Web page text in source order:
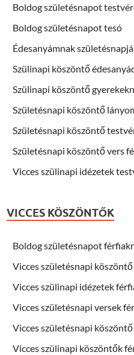
Boldog születésnapot
Boldog születésnapot tesó
Édesanyámnak
Szülinapi köszöntő
Szülinapi köszöntő
Születésnapi köszöntő
Születésnapi köszöntő
Születésnapi köszöntő vers
Vicces szülinapi idézetek
VICCES KÖSZÖNTŐK
Boldog születésnapot
Vicces születésnapi
Vicces szülinapi idézetek
Vicces születésnapi versek
Vicces születésnapi
Vicces szülinapi köszöntők